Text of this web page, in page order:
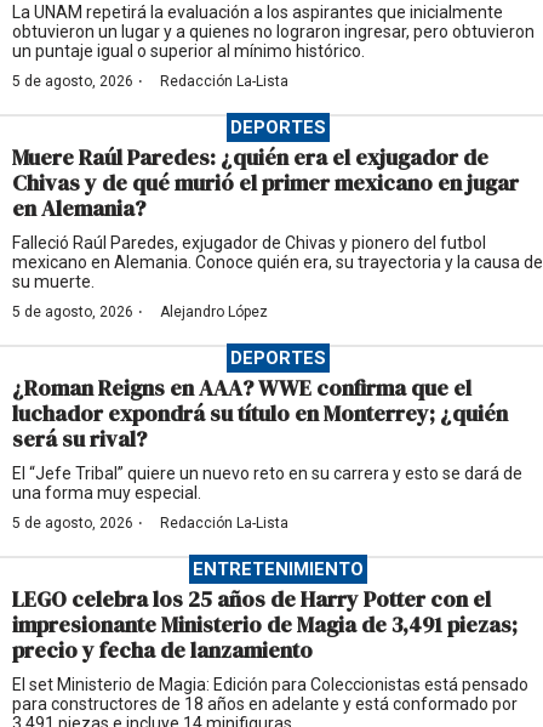
La UNAM repetirá la evaluación a los aspirantes que inicialmente
obtuvieron un lugar y a quienes no lograron ingresar, pero obtuvieron
un puntaje igual o superior al mínimo histórico.
5 de agosto, 2026 · Redacción La-Lista
DEPORTES
Muere Raúl Paredes: ¿quién era el exjugador de
Chivas y de qué murió el primer mexicano en jugar
en Alemania?
Falleció Raúl Paredes, exjugador de Chivas y pionero del futbol
mexicano en Alemania. Conoce quién era, su trayectoria y la causa de
su muerte.
5 de agosto, 2026 · Alejandro López
DEPORTES
¿Roman Reigns en AAA? WWE confirma que el
luchador expondrá su título en Monterrey; ¿quién
será su rival?
El “Jefe Tribal” quiere un nuevo reto en su carrera y esto se dará de
una forma muy especial.
5 de agosto, 2026 · Redacción La-Lista
ENTRETENIMIENTO
LEGO celebra los 25 años de Harry Potter con el
impresionante Ministerio de Magia de 3,491 piezas;
precio y fecha de lanzamiento
El set Ministerio de Magia: Edición para Coleccionistas está pensado
para constructores de 18 años en adelante y está conformado por